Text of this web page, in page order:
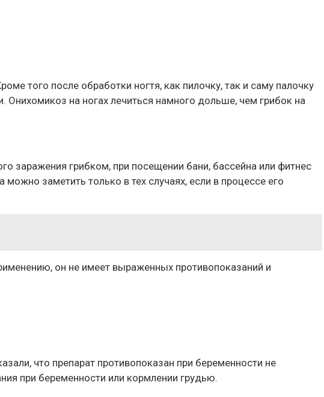
того после обработки ногтя, как пилочку, так и саму палочку
на ногах лечиться намного дольше, чем грибок на
заражения грибком, при посещении бани, бассейна или фитнес
заметить только в тех случаях, если в процессе его
он не имеет выраженных противопоказаний и
что препарат противопоказан при беременности не
при беременности или кормлении грудью.